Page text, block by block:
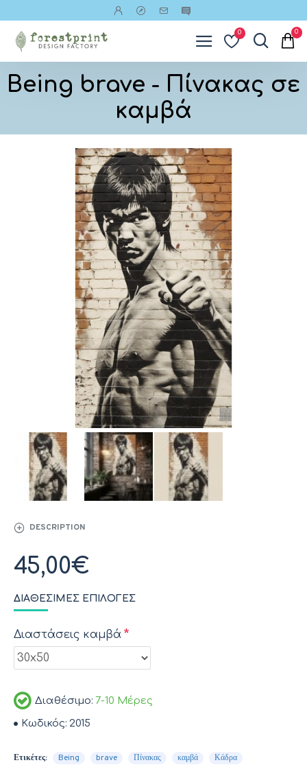
0 0
Being brave - Πίνακας σε
καμβά
DESCRIPTION
Διαθέσιμο: 7-10 Μέρες
Κωδικός: 2015
45,00€
ΔΙΑΘΈΣΙΜΕΣ ΕΠΙΛΟΓΈΣ
Διαστάσεις καμβά
Ετικέτες: Being brave Πίνακας καμβά
Κάδρα